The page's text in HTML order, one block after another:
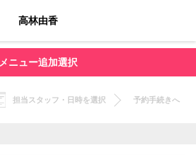
高林由香
メニュー追加選択
担当スタッフ・日時を選択 予約手続きへ